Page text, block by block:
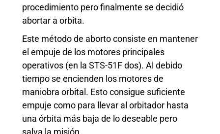
procedimiento pero finalmente se decidió
abortar a orbita.
Este método de aborto consiste en mantener
el empuje de los motores principales
operativos (en la STS-51F dos). Al debido
tiempo se encienden los motores de
maniobra orbital. Esto consigue suficiente
empuje como para llevar al orbitador hasta
una órbita más baja de lo deseable pero